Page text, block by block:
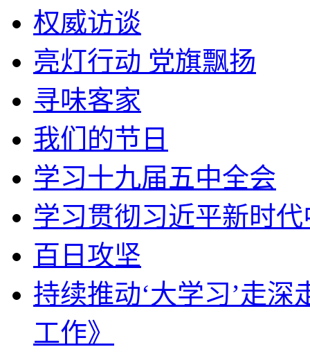
权威访谈
亮灯行动 党旗飘扬
寻味客家
我们的节日
学习十九届五中全会
学习贯彻习近平新时
百日攻坚
持续推动‘大学习’走
工作》